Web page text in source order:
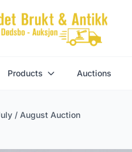
Products Auctions
/ August Auction